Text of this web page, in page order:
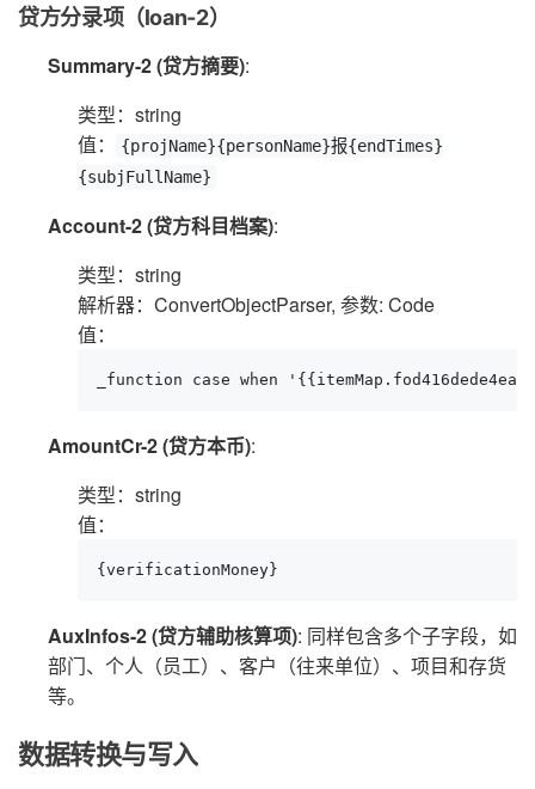
贷方分录项（loan-2）
Summary-2 (贷方摘要):
类型：string
值：
{projName}{personName}报{endTimes}
{subjFullName}
Account-2 (贷方科目档案):
类型：string
解析器：ConvertObjectParser, 参数: Code
值：
_function case when
AmountCr-2 (贷方本币):
类型：string
值：
{verificationMoney}
AuxInfos-2 (贷方辅助核算项): 同样包含多个子字段，如
部门、个人（员工）、客户（往来单位）、项目和存货
等。
数据转换与写入